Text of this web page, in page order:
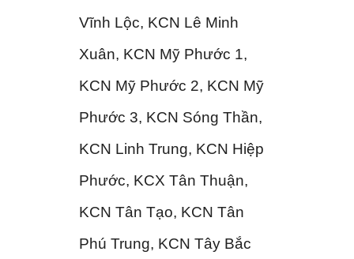
Vĩnh Lộc, KCN Lê Minh
Xuân, KCN Mỹ Phước 1,
KCN Mỹ Phước 2, KCN Mỹ
Phước 3, KCN Sóng Thần,
KCN Linh Trung, KCN Hiệp
Phước, KCX Tân Thuận,
KCN Tân Tạo, KCN Tân
Phú Trung, KCN Tây Bắc